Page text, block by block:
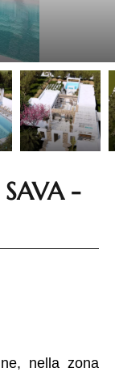
SAVA -
nella zona